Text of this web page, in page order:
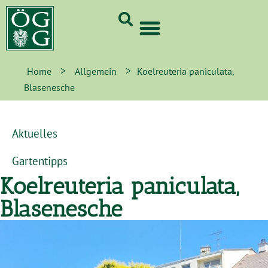
Home > Allgemein > Koelreuteria paniculata,
Blasenesche
Aktuelles
Gartentipps
Koelreuteria paniculata,
Blasenesche